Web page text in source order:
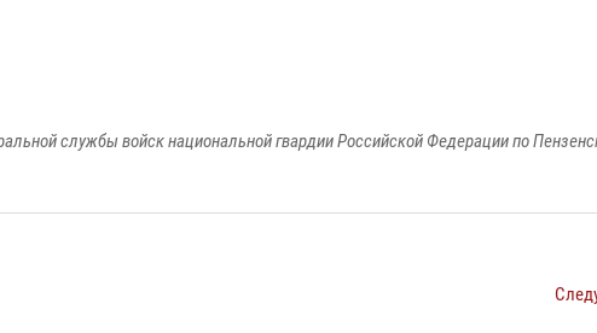
службы войск национальной гвардии Российской Федерации по